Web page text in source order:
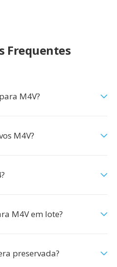
Frequentes
M4V?
M4V?
M4V em lote?
preservada?